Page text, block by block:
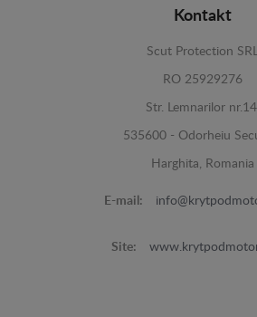
Kontakt
Scut Protection
RO 25929276
Str. Lemnarilor
535600 - Odorheiu
Harghita, Romania
E-mail:
Site: